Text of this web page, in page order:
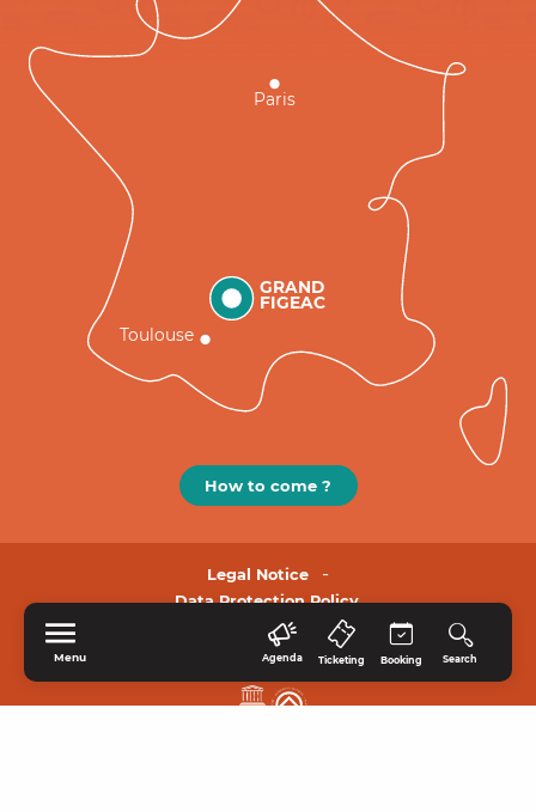
Menu Agenda Ticketing Booking Search
GRAND
FIGEAC
Toulouse
Paris
How to come ?
Legal Notice
Data Protection Policy.